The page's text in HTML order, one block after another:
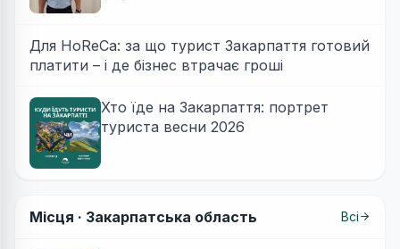
Для HoReCa: за що турист Закарпаття готовий
платити – і де бізнес втрачає гроші
Хто їде на Закарпаття: портрет
туриста весни 2026
Місця · Закарпатська область Всі